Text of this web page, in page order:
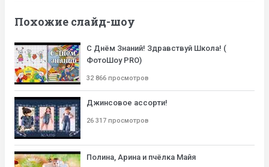
Похожие слайд-шоу
С Днём Знаний! Здравствуй Школа! (
ФотоШоу PRO)
32 866 просмотров
Джинсовое ассорти!
26 317 просмотров
Полина, Арина и пчёлка Майя